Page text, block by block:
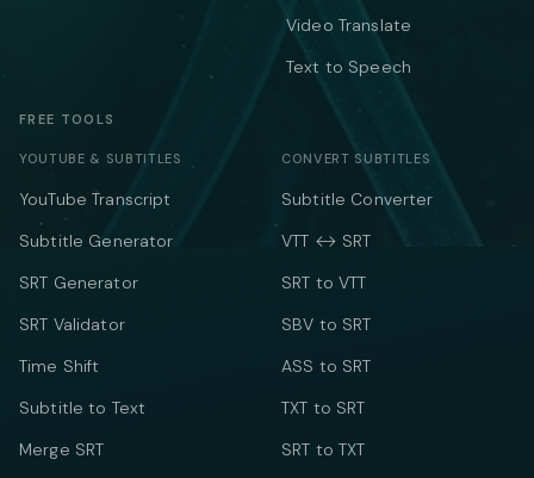
Video Translate
Text to Speech
FREE TOOLS
YOUTUBE & SUBTITLES
YouTube Transcript
Subtitle Generator
SRT Generator
SRT Validator
Time Shift
Subtitle to Text
Merge SRT
CONVERT SUBTITLES
Subtitle Converter
VTT ↔ SRT
SRT to VTT
SBV to SRT
ASS to SRT
TXT to SRT
SRT to TXT